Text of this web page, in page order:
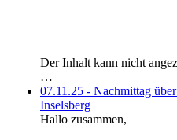
Der Inhalt kann nicht
…
07.11.25 - Nachmittag
Inselsberg
Hallo zusammen,